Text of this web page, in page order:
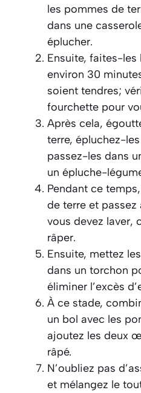
les pommes de
dans une
éplucher.
Ensuite, faites-
environ 30
soient tendres;
fourchette pour
Après cela,
terre, épluchez-
passez-les dans
un épluche-
Pendant ce
de terre et
vous devez laver,
râper.
Ensuite, mettez
dans un torchon
éliminer l’excès
À ce stade,
un bol avec les
ajoutez les deux
râpé.
N’oubliez pas
et mélangez le